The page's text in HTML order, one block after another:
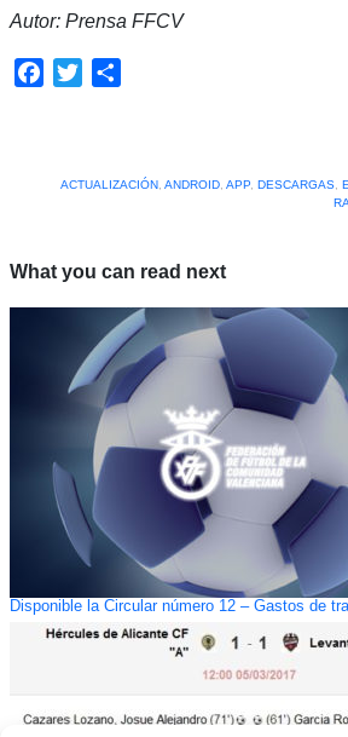
Autor: Prensa FFCV
Facebook
Twitter
ACTUALIZACIÓN, ANDROID, APP, DESCARGAS,
What you can read next
Disponible la Circular número 12 – Gastos de